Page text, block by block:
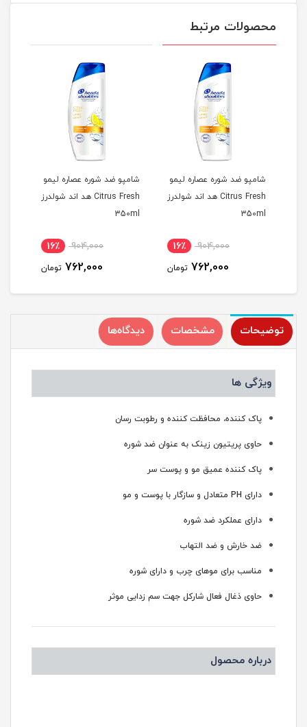
محصولات مرتبط
شامپو ضد شوره عصاره لیمو
Citrus Fresh هد اند شولدرز
350ml
904,000 16٪
762,000 تومان
شامپو ضد شوره عصاره لیمو
Citrus Fresh هد اند شولدرز
350ml
904,000 16٪
762,000 تومان
توضیحات مشخصات دیدگاه‌ها
ویژگی ها
پاک کننده، محافظت کننده و رطوبت رسان
حاوی پریتیون زینک به عنوان ضد شوره
پاک کننده عمیق مو و پوست سر
دارای PH متعادل و سازگار با پوست و مو
دارای عملکرد ضد شوره
ضد خارش و ضد التهاب
مناسب برای موهای چرب و دارای شوره
حاوی ذغال فعال شارکل جهت سم زدایی موثر
درباره محصول